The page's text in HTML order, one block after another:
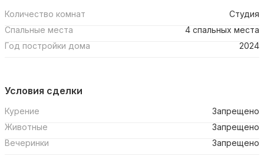
Количество комнат
Студия
Спальные места
4 спальных места
Год постройки дома
2024
Условия сделки
Курение
Запрещено
Животные
Запрещено
Вечеринки
Запрещено